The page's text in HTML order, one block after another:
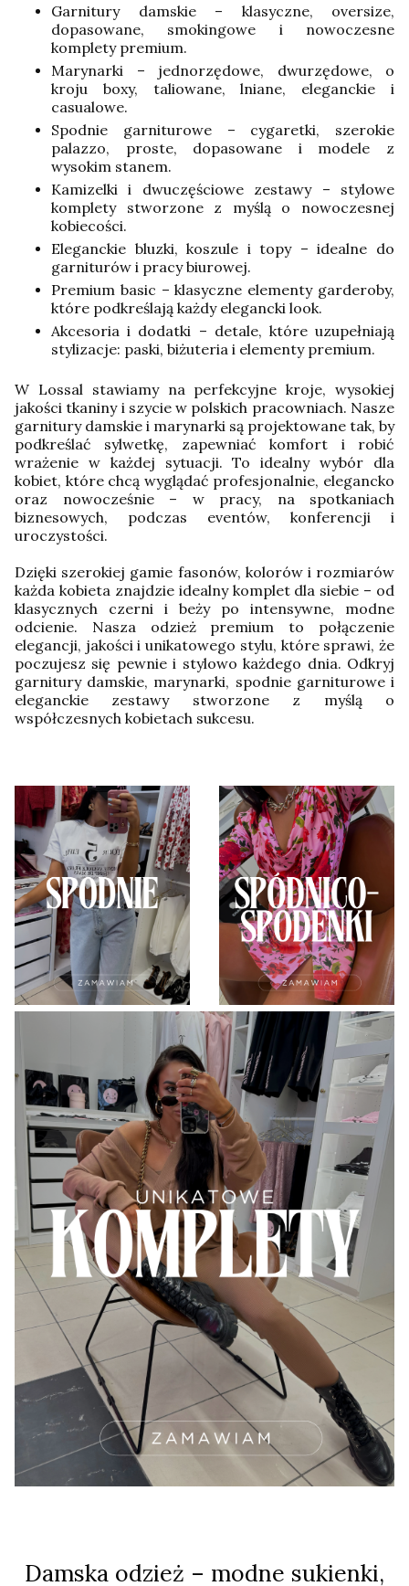
Garnitury damskie – klasyczne, oversize,
dopasowane, smokingowe i nowoczesne
komplety premium.
Marynarki – jednorzędowe, dwurzędowe, o
kroju boxy, taliowane, lniane, eleganckie i
casualowe.
Spodnie garniturowe – cygaretki, szerokie
palazzo, proste, dopasowane i modele z
wysokim stanem.
Kamizelki i dwuczęściowe zestawy – stylowe
komplety stworzone z myślą o nowoczesnej
kobiecości.
Eleganckie bluzki, koszule i topy – idealne do
garniturów i pracy biurowej.
Premium basic – klasyczne elementy garderoby,
które podkreślają każdy elegancki look.
Akcesoria i dodatki – detale, które uzupełniają
stylizacje: paski, biżuteria i elementy premium.
W Lossal stawiamy na perfekcyjne kroje, wysokiej
jakości tkaniny i szycie w polskich pracowniach. Nasze
garnitury damskie i marynarki są projektowane tak, by
podkreślać sylwetkę, zapewniać komfort i robić
wrażenie w każdej sytuacji. To idealny wybór dla
kobiet, które chcą wyglądać profesjonalnie, elegancko
oraz nowocześnie – w pracy, na spotkaniach
biznesowych, podczas eventów, konferencji i
uroczystości.
Dzięki szerokiej gamie fasonów, kolorów i rozmiarów
każda kobieta znajdzie idealny komplet dla siebie – od
klasycznych czerni i beży po intensywne, modne
odcienie. Nasza odzież premium to połączenie
elegancji, jakości i unikatowego stylu, które sprawi, że
poczujesz się pewnie i stylowo każdego dnia. Odkryj
garnitury damskie, marynarki, spodnie garniturowe i
eleganckie zestawy stworzone z myślą o
współczesnych kobietach sukcesu.
Damska odzież – modne sukienki,